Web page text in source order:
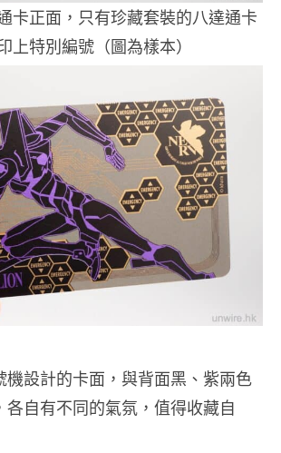
卡正面，只有珍藏套裝的八達通卡
上特別編號（圖為樣本）
機設計的卡面，與背面黑、紫兩色
各自有不同的氣氛，值得收藏自